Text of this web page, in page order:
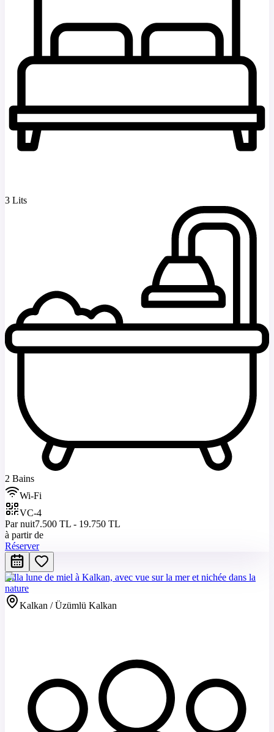
3 Lits
2 Bains
Wi-Fi
VC-4
Par nuit7.500 TL - 19.750 TL
à partir de
Réserver
Villa lune de miel à Kalkan, avec vue sur la mer et nichée dans la
nature
Kalkan / Üzümlü Kalkan